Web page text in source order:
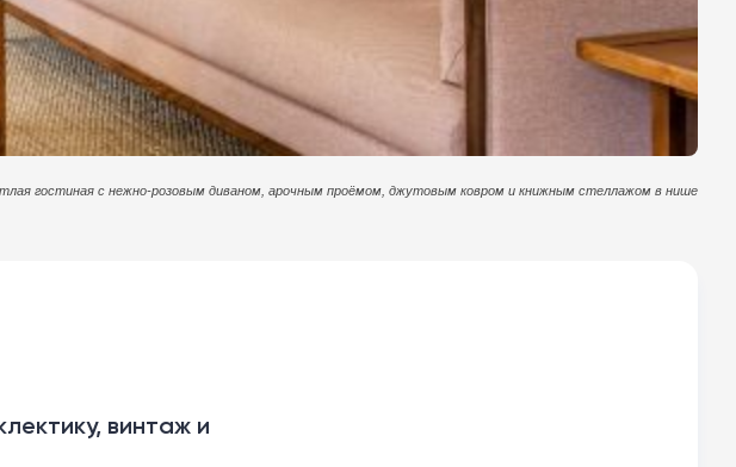
гостиная с нежно-розовым диваном, арочным проёмом, джутовым ковром и книжным стеллажом в нише
винтаж и